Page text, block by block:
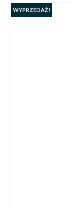
WYPRZEDAŻ!